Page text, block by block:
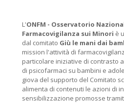
L'ONFM - Osservatorio
Farmacovigilanza sui Minori è
dal comitato Giù le mani dai
mission l'attività di
particolare iniziative di contrasto
di psicofarmaci su bambini e
giova del supporto del Comitato
alimenta di contenuti le azioni di
sensibilizzazione promosse